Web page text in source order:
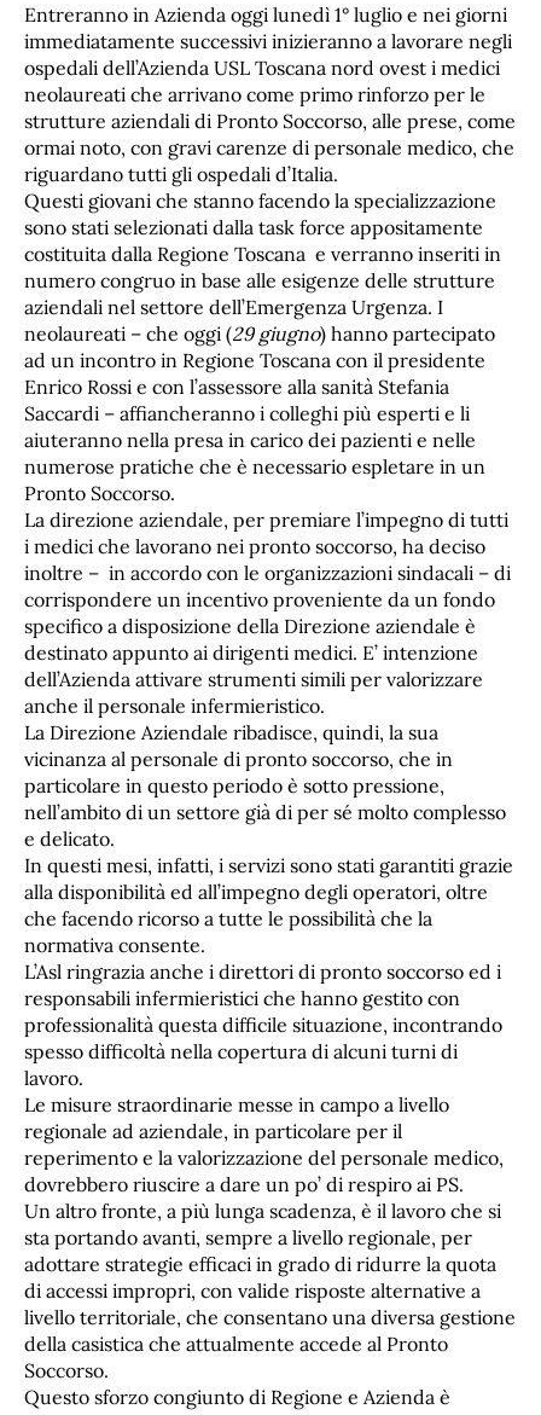
Entreranno in Azienda oggi lunedì 1° luglio e nei giorni
immediatamente successivi inizieranno a lavorare negli
ospedali dell’Azienda USL Toscana nord ovest i medici
neolaureati che arrivano come primo rinforzo per le
strutture aziendali di Pronto Soccorso, alle prese, come
ormai noto, con gravi carenze di personale medico, che
riguardano tutti gli ospedali d’Italia.
Questi giovani che stanno facendo la specializzazione
sono stati selezionati dalla task force appositamente
costituita dalla Regione Toscana e verranno inseriti in
numero congruo in base alle esigenze delle strutture
aziendali nel settore dell’Emergenza Urgenza. I
neolaureati – che oggi (29 giugno) hanno partecipato
ad un incontro in Regione Toscana con il presidente
Enrico Rossi e con l’assessore alla sanità Stefania
Saccardi – affiancheranno i colleghi più esperti e li
aiuteranno nella presa in carico dei pazienti e nelle
numerose pratiche che è necessario espletare in un
Pronto Soccorso.
La direzione aziendale, per premiare l’impegno di tutti
i medici che lavorano nei pronto soccorso, ha deciso
inoltre – in accordo con le organizzazioni sindacali – di
corrispondere un incentivo proveniente da un fondo
specifico a disposizione della Direzione aziendale è
destinato appunto ai dirigenti medici. E’ intenzione
dell’Azienda attivare strumenti simili per valorizzare
anche il personale infermieristico.
La Direzione Aziendale ribadisce, quindi, la sua
vicinanza al personale di pronto soccorso, che in
particolare in questo periodo è sotto pressione,
nell’ambito di un settore già di per sé molto complesso
e delicato.
In questi mesi, infatti, i servizi sono stati garantiti grazie
alla disponibilità ed all’impegno degli operatori, oltre
che facendo ricorso a tutte le possibilità che la
normativa consente.
L’Asl ringrazia anche i direttori di pronto soccorso ed i
responsabili infermieristici che hanno gestito con
professionalità questa difficile situazione, incontrando
spesso difficoltà nella copertura di alcuni turni di
lavoro.
Le misure straordinarie messe in campo a livello
regionale ad aziendale, in particolare per il
reperimento e la valorizzazione del personale medico,
dovrebbero riuscire a dare un po’ di respiro ai PS.
Un altro fronte, a più lunga scadenza, è il lavoro che si
sta portando avanti, sempre a livello regionale, per
adottare strategie efficaci in grado di ridurre la quota
di accessi impropri, con valide risposte alternative a
livello territoriale, che consentano una diversa gestione
della casistica che attualmente accede al Pronto
Soccorso.
Questo sforzo congiunto di Regione e Azienda è